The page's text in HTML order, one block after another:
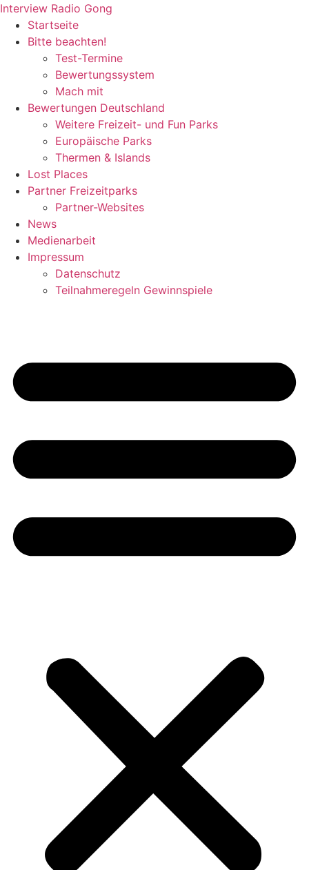
Zum
Inhalt
wechseln
Interview Radio Gong
Startseite
Bitte beachten!
Test-Termine
Bewertungssystem
Mach mit
Bewertungen Deutschland
Weitere Freizeit- und Fun Parks
Europäische Parks
Thermen & Islands
Lost Places
Partner Freizeitparks
Partner-Websites
News
Medienarbeit
Impressum
Datenschutz
Teilnahmeregeln Gewinnspiele